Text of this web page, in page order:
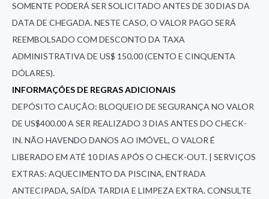
SOMENTE PODERÁ SER SOLICITADO ANTES DE 30 DIAS DA
DATA DE CHEGADA. NESTE CASO, O VALOR PAGO SERÁ
REEMBOLSADO COM DESCONTO DA TAXA
ADMINISTRATIVA DE US$ 150,00 (CENTO E CINQUENTA
DÓLARES).
INFORMAÇÕES DE REGRAS ADICIONAIS
DEPÓSITO CAUÇÃO: BLOQUEIO DE SEGURANÇA NO VALOR
DE US$400.00 A SER REALIZADO 3 DIAS ANTES DO CHECK-
IN. NÃO HAVENDO DANOS AO IMÓVEL, O VALOR É
LIBERADO EM ATÉ 10 DIAS APÓS O CHECK-OUT. | SERVIÇOS
EXTRAS: AQUECIMENTO DA PISCINA, ENTRADA
ANTECIPADA, SAÍDA TARDIA E LIMPEZA EXTRA. CONSULTE